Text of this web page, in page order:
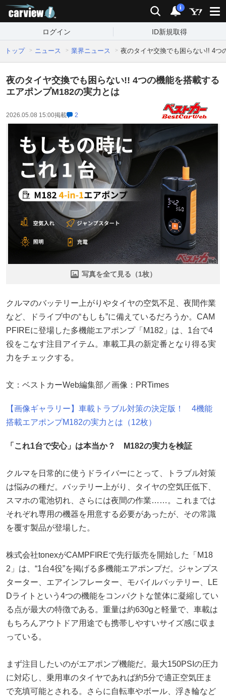
検索 通知
i
ログイン ID新規取得
トップ ニュース 業界ニュース 夜のタイヤ交換でも困らない!! 4つ
夜のタイヤ交換でも困らない!! 4つの機能を搭載する
エアポンプM182の実力とは
2026.05.08 15:00掲載 2
写真を全て見る（1枚）
クルマのバッテリー上がりやタイヤの空気不足、夜間作業
など、ドライブ中の“もしも”に備えているだろうか。CAM
PFIREに登場した多機能エアポンプ「M182」は、1台で4
役をこなす注目アイテム。車載工具の新定番となり得る実
力をチェックする。
文：ベストカーWeb編集部／画像：PRTimes
【画像ギャラリー】車載トラブル対策の決定版！ 4機能
搭載エアポンプM182の実力とは（12枚）
「これ1台で安心」は本当か？ M182の実力を検証
クルマを日常的に使うドライバーにとって、トラブル対策
は悩みの種だ。バッテリー上がり、タイヤの空気圧低下、
スマホの電池切れ、さらには夜間の作業……。これまでは
それぞれ専用の機器を用意する必要があったが、その常識
を覆す製品が登場した。
株式会社tonexがCAMPFIREで先行販売を開始した「M18
2」は、“1台4役”を掲げる多機能エアポンプだ。ジャンプス
ターター、エアインフレーター、モバイルバッテリー、LE
Dライトという4つの機能をコンパクトな筐体に凝縮してい
る点が最大の特徴である。重量は約630gと軽量で、車載は
もちろんアウトドア用途でも携帯しやすいサイズ感に収ま
っている。
まず注目したいのがエアポンプ機能だ。最大150PSIの圧力
に対応し、乗用車のタイヤであれば約5分で適正空気圧ま
で充填可能とされる。さらに自転車やボール、浮き輪など